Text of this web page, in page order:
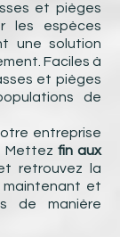
et pièges
les espèces
une solution
Faciles à
et pièges
de
entreprise
Mettez fin aux
retrouvez la
maintenant et
de manière